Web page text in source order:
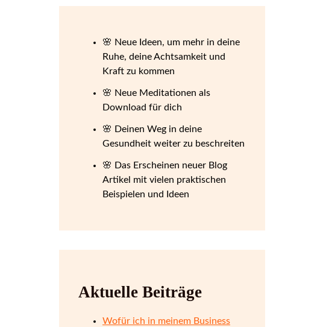
🌸 Neue Ideen, um mehr in deine
Ruhe, deine Achtsamkeit und
Kraft zu kommen
🌸 Neue Meditationen als
Download für dich
🌸 Deinen Weg in deine
Gesundheit weiter zu beschreiten
🌸 Das Erscheinen neuer Blog
Artikel mit vielen praktischen
Beispielen und Ideen
Aktuelle Beiträge
Wofür ich in meinem Business